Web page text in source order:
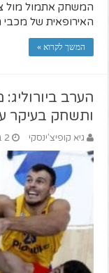
המשחק אתמול מול
האירופאית של
המשך לקרוא »
הערב
ותשחק בעיקר
גיא קופיצ'ינסקי 2 במרץ 2021